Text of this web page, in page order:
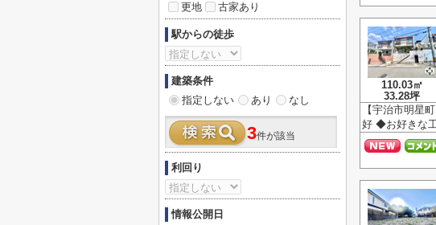
110.03㎡
33.28坪
【宇治市明星
好 ◆お好きな
更地
古家あり
駅からの徒歩
建築条件
指定しない
あり なし
3件が該当
利回り
情報公開日